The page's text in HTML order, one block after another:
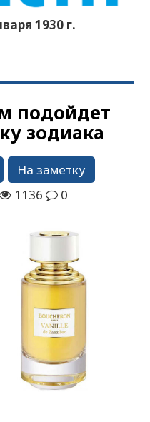
1930 г.
подойдет
зодиака
На заметку
1136 0